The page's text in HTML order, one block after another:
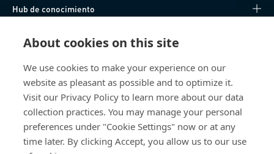
About cookies on this site
We use cookies to make your experience on our
website as pleasant as possible and to optimize it.
Visit our Privacy Policy to learn more about our data
collection practices. You may manage your personal
preferences under "Cookie Settings" now or at any
time later. By clicking Accept, you allow us to our use
Hub de conocimiento
Acceso Directo
Sobre nosotros
Bossard España
SC Trade Center
Av. de les Corts Catalanes, 8